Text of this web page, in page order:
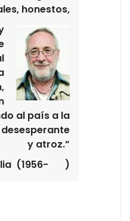
honestos,
al país a la
y atroz.”
(1956- )